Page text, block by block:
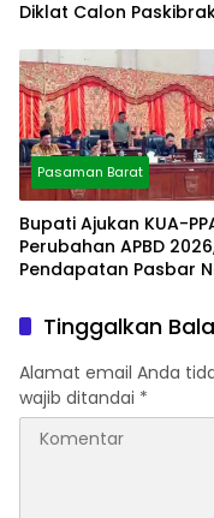
Diklat Calon
Pasaman Barat
Bupati Ajukan KUA-
Perubahan APBD
Pendapatan Pasbar
Tinggalkan
Alamat email Anda
wajib ditandai *